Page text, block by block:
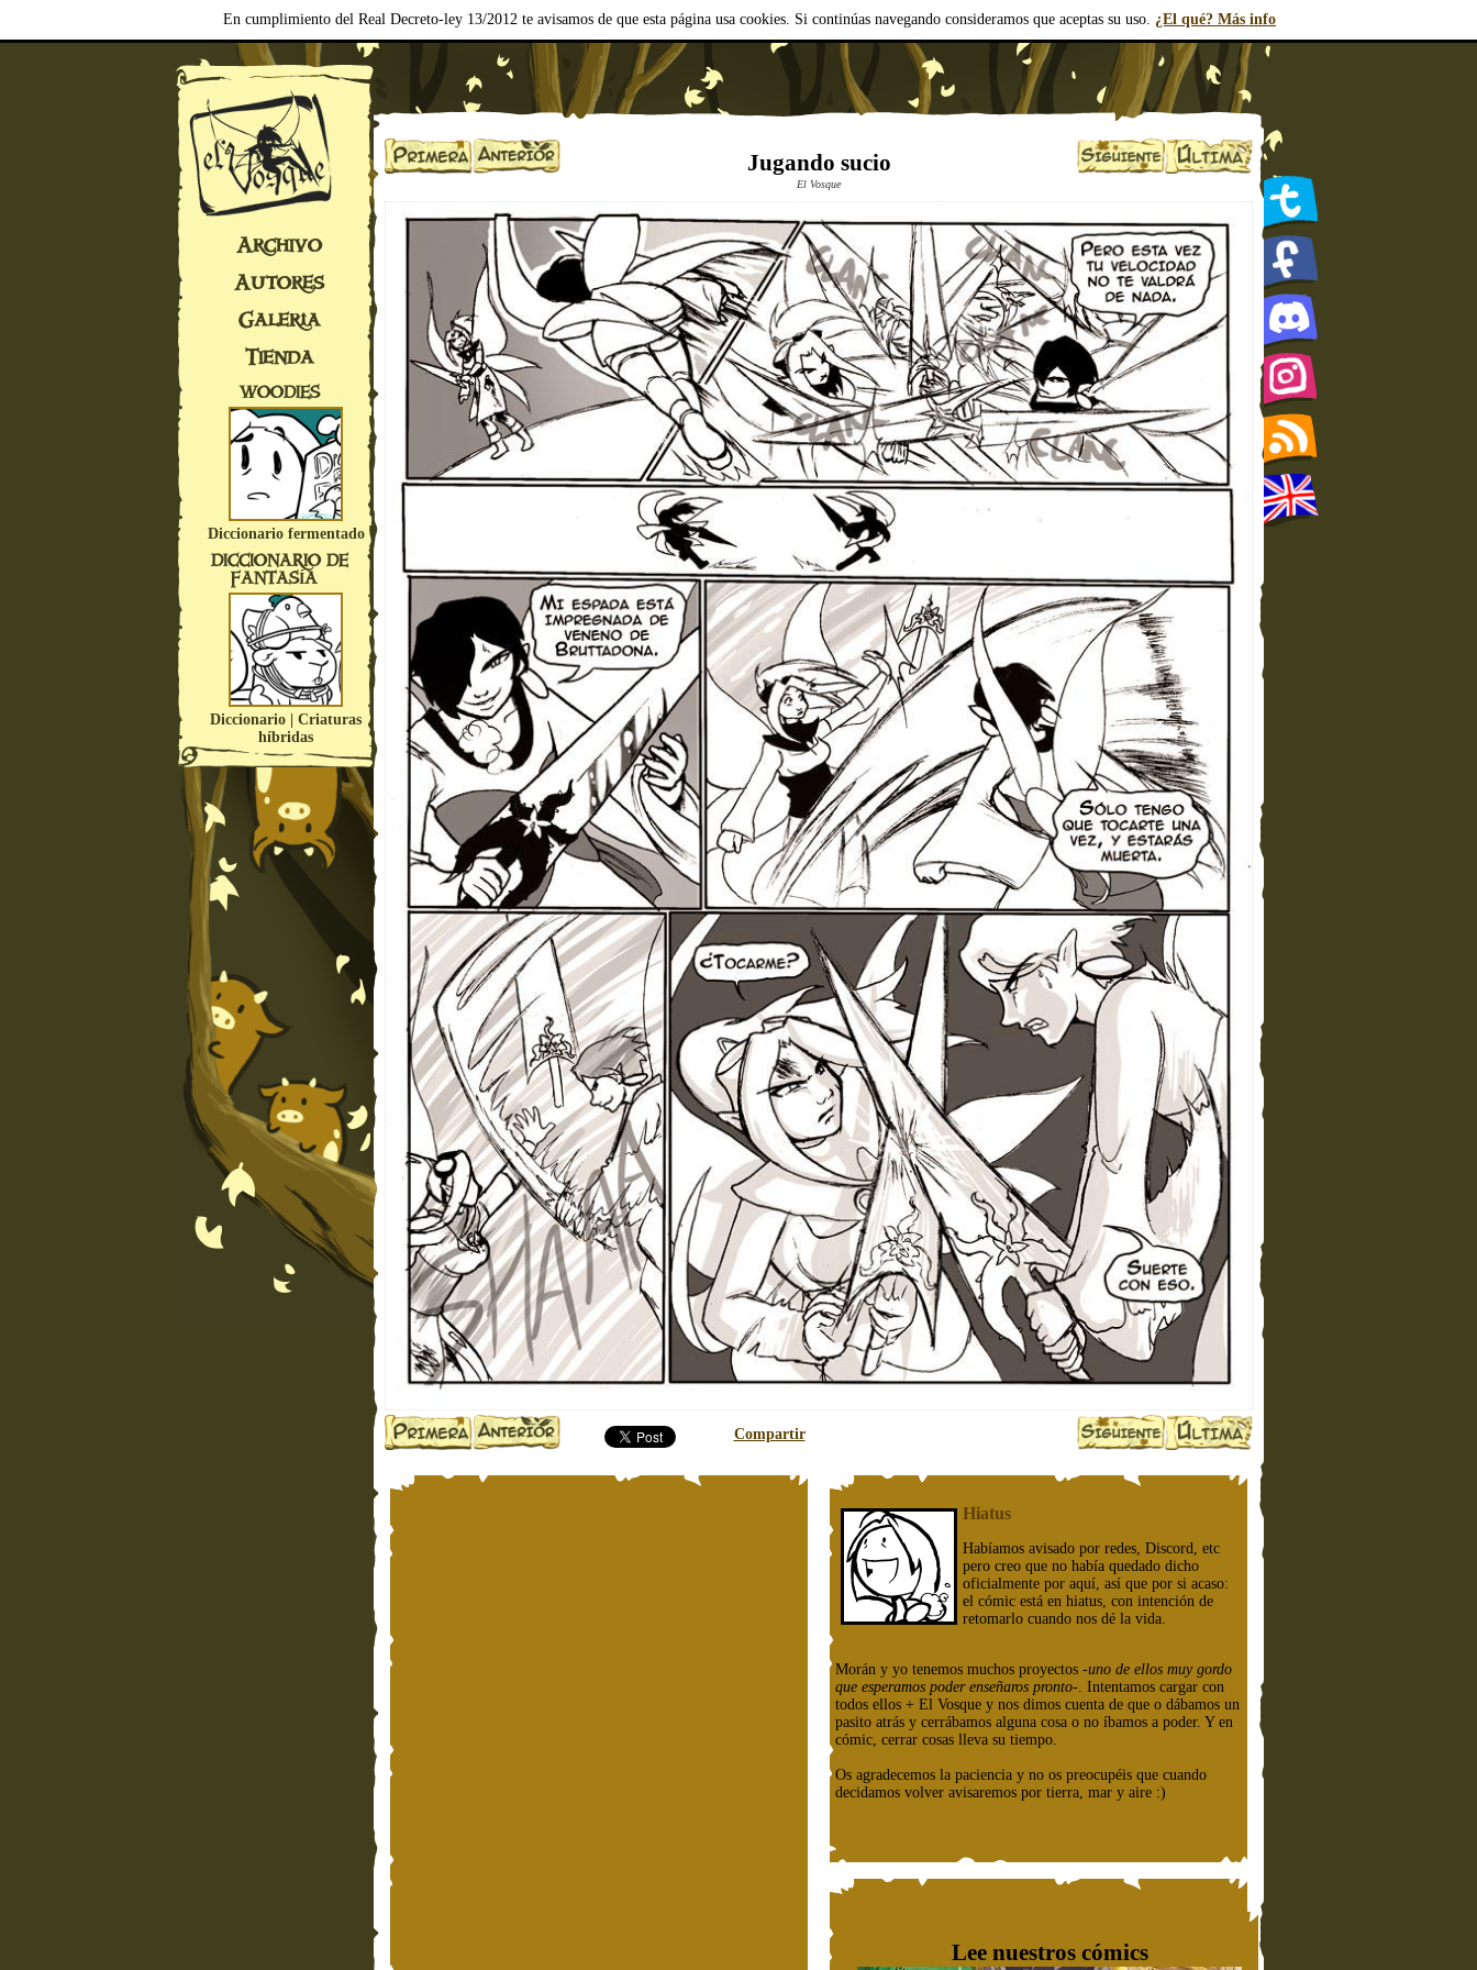
En cumplimiento del Real Decreto-ley 13/2012 te avisamos de que esta página usa cookies. Si continúas navegando consideramos que aceptas su uso. ¿El qué? Más info
Archivo
Autores
Galería
Tienda
WOODIES
Diccionario fermentado
DICCIONARIO DE
FANTASÍA
Diccionario | Criaturas
híbridas
Jugando sucio
El Vosque
Compartir
Hiatus
Habíamos avisado por redes, Discord, etc
pero creo que no había quedado dicho
oficialmente por aquí, así que por si acaso:
el cómic está en hiatus, con intención de
retomarlo cuando nos dé la vida.
Morán y yo tenemos muchos proyectos -uno de ellos muy gordo
que esperamos poder enseñaros pronto-. Intentamos cargar con
todos ellos + El Vosque y nos dimos cuenta de que o dábamos un
pasito atrás y cerrábamos alguna cosa o no íbamos a poder. Y en
cómic, cerrar cosas lleva su tiempo.
Os agradecemos la paciencia y no os preocupéis que cuando
decidamos volver avisaremos por tierra, mar y aire :)
Lee nuestros cómics